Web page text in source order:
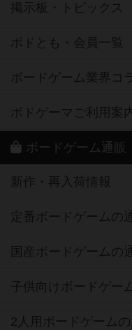
掲示板・トピックス
ボドとも・会員一覧
ボードゲーム業界コ
ボドゲーマご利用案
ボードゲーム通販
新作・再入荷情報
定番ボードゲームの
国産ボードゲームの
子供向けボードゲー
2人用ボードゲーム